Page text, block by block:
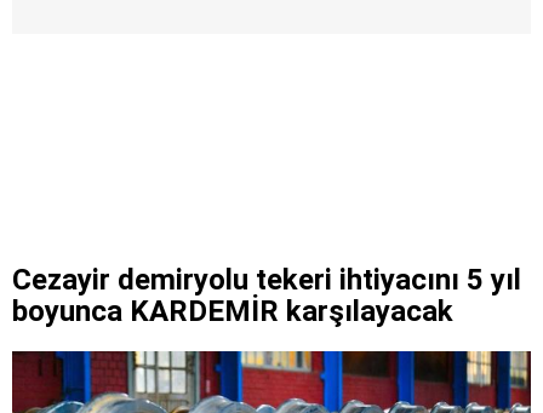
Cezayir demiryolu tekeri ihtiyacını 5 yıl
boyunca KARDEMİR karşılayacak